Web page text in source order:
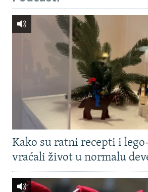
Kako su ratni recepti i
vraćali život u normalu